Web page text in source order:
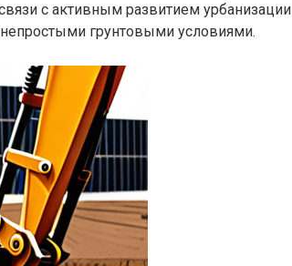
с активным развитием урбанизации
грунтовыми условиями.